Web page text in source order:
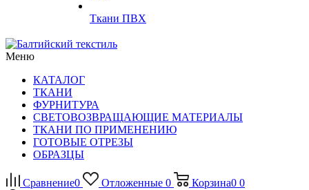
Ткани ПВХ
Меню
КАТАЛОГ
ТКАНИ
ФУРНИТУРА
СВЕТОВОЗВРАЩАЮЩИЕ МАТЕРИАЛЫ
ТКАНИ ПО ПРИМЕНЕНИЮ
ГОТОВЫЕ ОТРЕЗЫ
ОБРАЗЦЫ
Сравнение0 Отложенные 0 Корзина0 0